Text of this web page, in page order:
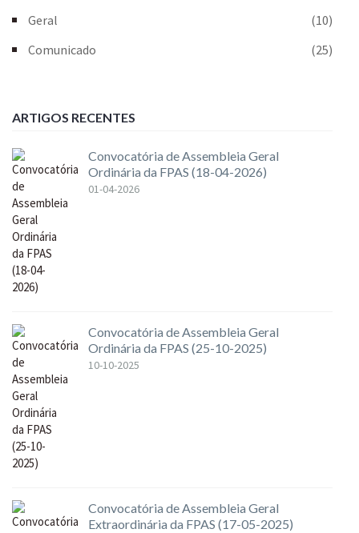
Geral
(10)
Comunicado
(25)
ARTIGOS RECENTES
Convocatória de Assembleia Geral
Ordinária da FPAS (18-04-2026)
01-04-2026
Convocatória de Assembleia Geral
Ordinária da FPAS (25-10-2025)
10-10-2025
Convocatória de Assembleia Geral
Extraordinária da FPAS (17-05-2025)